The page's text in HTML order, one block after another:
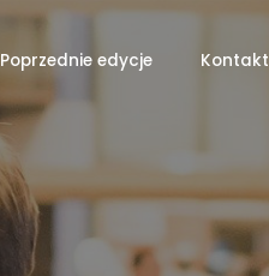
Poprzednie edycje Kontakt